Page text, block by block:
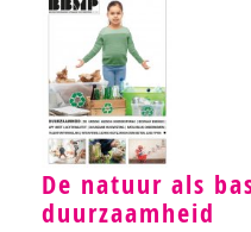
De natuur als
duurzaamheid